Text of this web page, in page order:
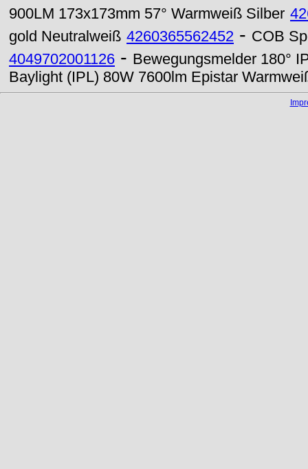
900LM 173x173mm 57° Warmweiß Silber
gold Neutralweiß 4260365562452 - COB
4049702001126 - Bewegungsmelder 180°
Baylight (IPL) 80W 7600lm Epistar